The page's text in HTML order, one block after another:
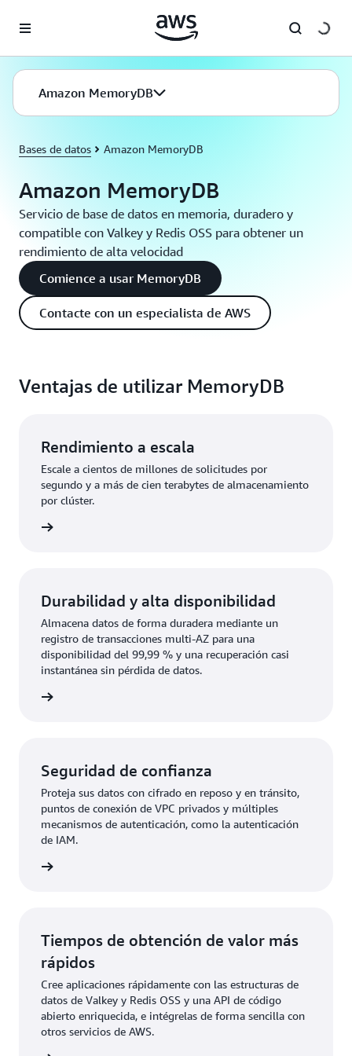
Amazon MemoryDB
Bases de datos Amazon MemoryDB
Amazon MemoryDB
Servicio de base de datos en memoria, duradero y
compatible con Valkey y Redis OSS para obtener un
rendimiento de alta velocidad
Comience a usar MemoryDB
Contacte con un especialista de AWS
Ventajas de utilizar MemoryDB
Rendimiento a escala
Escale a cientos de millones de solicitudes por
segundo y a más de cien terabytes de almacenamiento
por clúster.
Durabilidad y alta disponibilidad
Almacena datos de forma duradera mediante un
registro de transacciones multi-AZ para una
disponibilidad del 99,99 % y una recuperación casi
instantánea sin pérdida de datos.
Seguridad de confianza
Proteja sus datos con cifrado en reposo y en tránsito,
puntos de conexión de VPC privados y múltiples
mecanismos de autenticación, como la autenticación
de IAM.
Tiempos de obtención de valor más
rápidos
Cree aplicaciones rápidamente con las estructuras de
datos de Valkey y Redis OSS y una API de código
abierto enriquecida, e intégrelas de forma sencilla con
otros servicios de AWS.